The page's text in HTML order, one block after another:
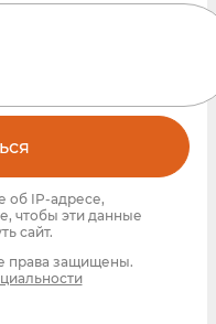
об IP-адресе,
чтобы эти данные
сайт.
права защищены.